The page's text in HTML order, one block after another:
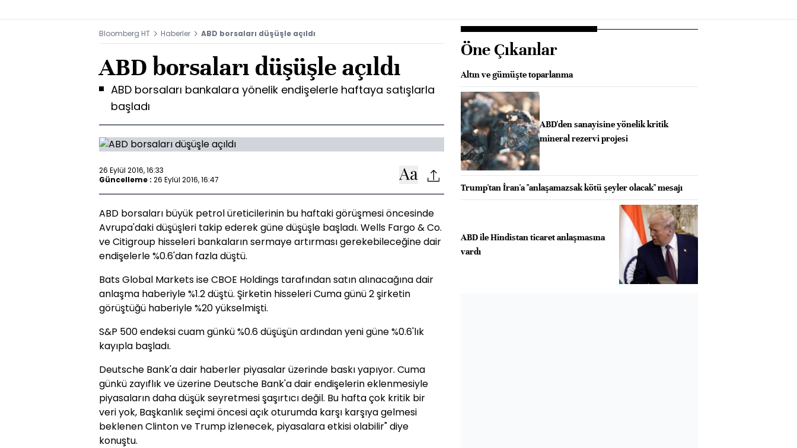
Bloomberg HT Haberler ABD borsaları düşüşle açıldı
ABD borsaları düşüşle açıldı
ABD borsaları bankalara yönelik endişelerle haftaya satışlarla
başladı
26 Eylül 2016, 16:33
Güncelleme : 26 Eylül 2016, 16:47
ABD borsaları büyük petrol üreticilerinin bu haftaki görüşmesi öncesinde
Avrupa'daki düşüşleri takip ederek güne düşüşle başladı. Wells Fargo & Co.
ve Citigroup hisseleri bankaların sermaye artırması gerekebileceğine dair
endişelerle %0.6'dan fazla düştü.
Bats Global Markets ise CBOE Holdings tarafından satın alınacağına dair
anlaşma haberiyle %1.2 düştü. Şirketin hisseleri Cuma günü 2 şirketin
görüştüğü haberiyle %20 yükselmişti.
S&P 500 endeksi cuam günkü %0.6 düşüşün ardından yeni güne %0.6'lık
kayıpla başladı.
Deutsche Bank'a dair haberler piyasalar üzerinde baskı yapıyor. Cuma
günkü zayıflık ve üzerine Deutsche Bank'a dair endişelerin eklenmesiyle
piyasaların daha düşük seyretmesi şaşırtıcı değil. Bu hafta çok kritik bir
veri yok, Başkanlık seçimi öncesi açık oturumda karşı karşıya gelmesi
beklenen Clinton ve Trump izlenecek, piyasalara etkisi olabilir" diye
konuştu.
Öne Çıkanlar
Altın ve gümüşte toparlanma
ABD'den sanayisine yönelik kritik
mineral rezervi projesi
Trump'tan İran'a "anlaşamazsak kötü şeyler olacak" mesajı
ABD ile Hindistan ticaret anlaşmasına
vardı